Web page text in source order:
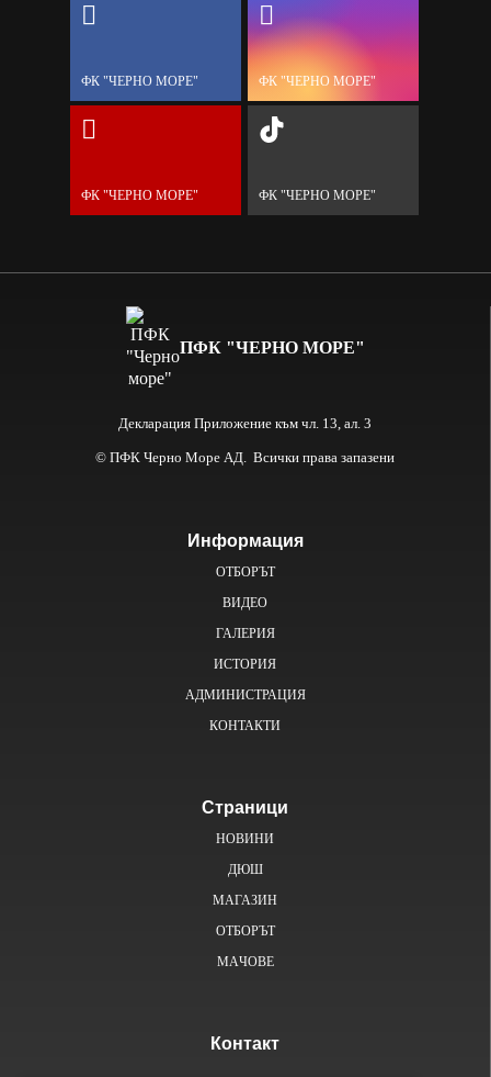
ФК "ЧЕРНО МОРЕ" ФК "ЧЕРНО МОРЕ"
ФК "ЧЕРНО МОРЕ" ФК "ЧЕРНО МОРЕ"
ПФК "ЧЕРНО МОРЕ"
Декларация Приложение към чл. 13, ал. 3
© ПФК Черно Море АД. Всички права запазени
Информация
ОТБОРЪТ
ВИДЕО
ГАЛЕРИЯ
ИСТОРИЯ
АДМИНИСТРАЦИЯ
КОНТАКТИ
Страници
НОВИНИ
ДЮШ
МАГАЗИН
ОТБОРЪТ
MAЧОВE
Контакт